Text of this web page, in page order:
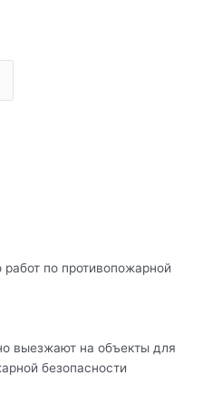
по противопожарной
выезжают на объекты для
безопасности